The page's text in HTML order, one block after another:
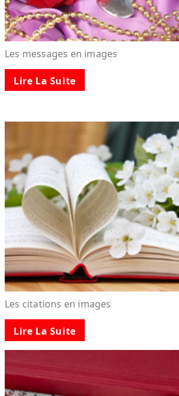
Les messages en images
Lire La Suite
Les citations en images
Lire La Suite